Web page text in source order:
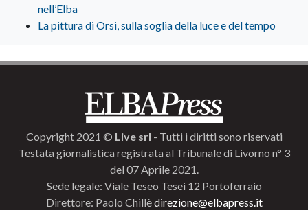
nell’Elba
La pittura di Orsi, sulla soglia della luce e del tempo
Copyright 2021 © Live srl - Tutti i diritti sono riservati
Testata giornalistica registrata al Tribunale di Livorno n° 3
del 07 Aprile 2021.
Sede legale: Viale Teseo Tesei 12 Portoferraio
Direttore: Paolo Chillèdirezione@elbapress.it